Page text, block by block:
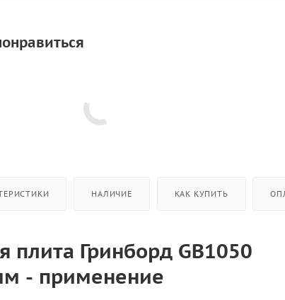
НАЛИЧИЕ КАК КУПИТЬ
плита Гринборд GB1050
- применение